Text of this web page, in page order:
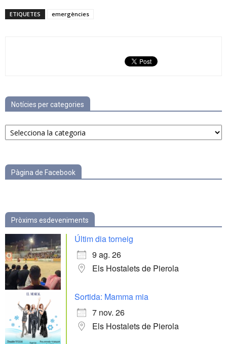
ETIQUETES emergències
Notícies per categories
Notícies
per
Pàgina de Facebook
Pròxims esdeveniments
Últim dia torneig
9 ag. 26
Els Hostalets de Pierola
Sortida: Mamma mia
7 nov. 26
Els Hostalets de Pierola